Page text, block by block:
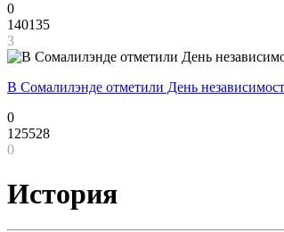
0
140135
3
В Сомалилэнде отметили День
0
125528
0
История